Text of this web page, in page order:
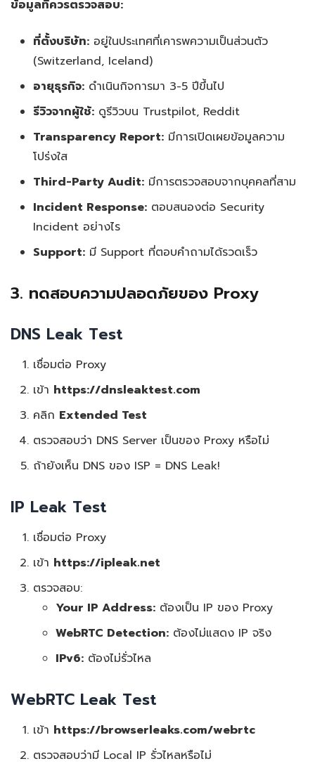
ข้อมูลที่ควรตรวจสอบ:
ที่ตั้งบริษัท: อยู่ในประเทศที่เคารพความเป็นส่วนตัว
(Switzerland, Iceland)
อายุธุรกิจ: ดำเนินกิจการมา 3-5 ปีขึ้นไป
รีวิวจากผู้ใช้: ดูรีวิวบน Trustpilot, Reddit
Transparency Report: มีการเปิดเผยข้อมูลความ
โปร่งใส
Third-Party Audit: มีการตรวจสอบจากบุคคลที่สาม
Incident Response: ตอบสนองต่อ Security
Incident อย่างไร
Support: มี Support ที่ตอบคำถามได้รวดเร็ว
3. ทดสอบความปลอดภัยของ Proxy
DNS Leak Test
เชื่อมต่อ Proxy
เข้า https://dnsleaktest.com
คลิก Extended Test
ตรวจสอบว่า DNS Server เป็นของ Proxy หรือไม่
ถ้ายังเห็น DNS ของ ISP = DNS Leak!
IP Leak Test
เชื่อมต่อ Proxy
เข้า https://ipleak.net
ตรวจสอบ:
Your IP Address: ต้องเป็น IP ของ Proxy
WebRTC Detection: ต้องไม่แสดง IP จริง
IPv6: ต้องไม่รั่วไหล
WebRTC Leak Test
เข้า https://browserleaks.com/webrtc
ตรวจสอบว่ามี Local IP รั่วไหลหรือไม่